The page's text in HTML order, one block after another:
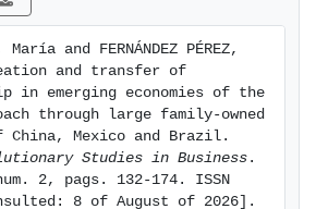
María and FERNÁNDEZ PÉREZ,
and transfer of
in emerging economies of the
through large family-owned
Studies in Business .
2, pags. 132-174. ISSN
8 of August of 2026].